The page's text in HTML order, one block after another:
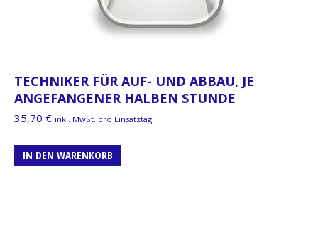
TECHNIKER FÜR AUF- UND ABBAU, JE
ANGEFANGENER HALBEN STUNDE
35,70 € inkl. MwSt. pro Einsatztag
IN DEN WARENKORB